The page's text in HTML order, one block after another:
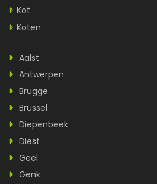
Kot
Koten
Aalst
Antwerpen
Brugge
Brussel
Diepenbeek
Diest
Geel
Genk